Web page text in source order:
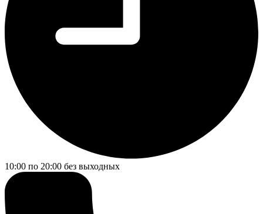
10:00 по 20:00 без выходных